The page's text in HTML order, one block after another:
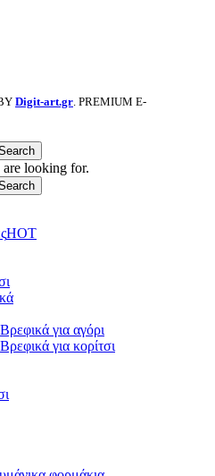
Digit-art.gr . PREMIUM E-
are looking for.
HOT
για αγόρι
για κορίτσι